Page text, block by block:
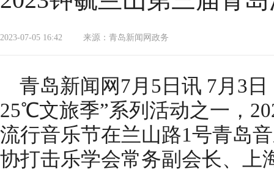
2023-07-05 16:42 来源： 青岛新闻网政务
青岛新闻网7月5日讯 7月3
25℃文旅季”系列活动之一，
流行音乐节在兰山路1号青岛
协打击乐学会常务副会长、上